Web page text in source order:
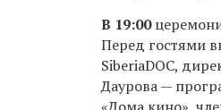
В 19:00
Перед гостями
SiberiaDOC,
Даурова —